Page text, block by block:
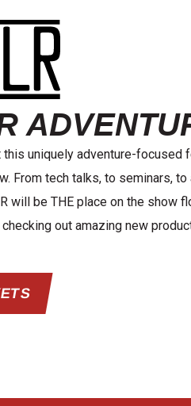
this uniquely adventure-focused
From tech talks, to seminars,
will be THE place on the show
out amazing new